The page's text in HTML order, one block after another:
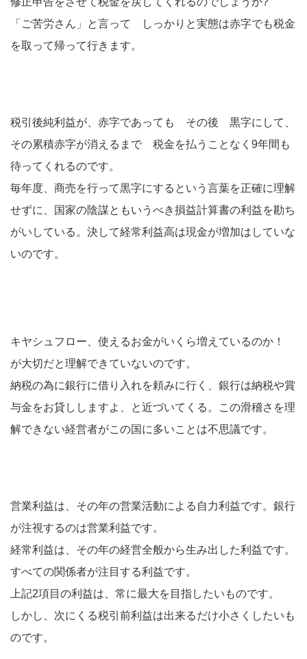
「ご苦労さん」と言って しっかりと実態は赤字でも税金
を取って帰って行きます。
税引後純利益が、赤字であっても その後 黒字にして、
その累積赤字が消えるまで 税金を払うことなく9年間も
待ってくれるのです。
毎年度、商売を行って黒字にするという言葉を正確に理解
せずに、国家の陰謀ともいうべき損益計算書の利益を勘ち
がいしている。決して経常利益高は現金が増加はしていな
いのです。
キヤシュフロー、使えるお金がいくら増えているのか！
が大切だと理解できていないのです。
納税の為に銀行に借り入れを頼みに行く、銀行は納税や賞
与金をお貸ししますよ、と近づいてくる。この滑稽さを理
解できない経営者がこの国に多いことは不思議です。
営業利益は、その年の営業活動による自力利益です。銀行
が注視するのは営業利益です。
経常利益は、その年の経営全般から生み出した利益です。
すべての関係者が注目する利益です。
上記2項目の利益は、常に最大を目指したいものです。
しかし、次にくる税引前利益は出来るだけ小さくしたいも
のです。